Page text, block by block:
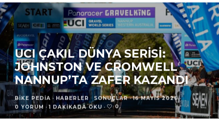
UCI ÇAKIL DÜNYA SERISI:
JOHNSTON VE CROMWELL
NANNUP’TA ZAFER KAZANDI
BIKE PEDIA · HABERLER SONUÇLAR · 16 MAYIS 2026 ·
0 YORUM · 1 DAKIKADA OKU · 0